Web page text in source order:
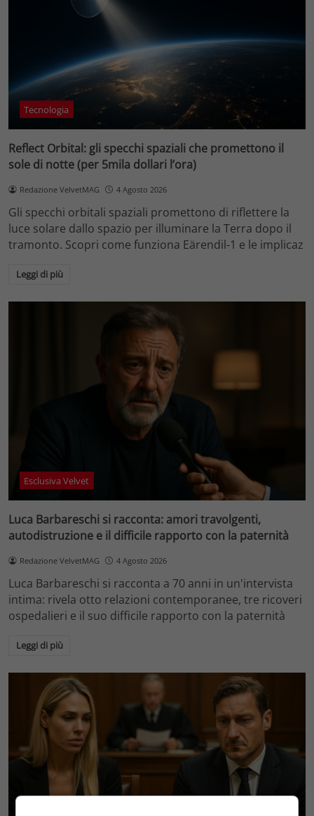
Tecnologia
Reflect Orbital: gli specchi spaziali che promettono il
sole di notte (per 5mila dollari l’ora)
Redazione VelvetMAG 4 Agosto 2026
Gli specchi orbitali spaziali promettono di riflettere la
luce solare dallo spazio per illuminare la Terra dopo il
tramonto. Scopri come funziona Eärendil-1 e le implicaz
Leggi di più
Esclusiva Velvet
Luca Barbareschi si racconta: amori travolgenti,
autodistruzione e il difficile rapporto con la paternità
Redazione VelvetMAG 4 Agosto 2026
Luca Barbareschi si racconta a 70 anni in un'intervista
intima: rivela otto relazioni contemporanee, tre ricoveri
ospedalieri e il suo difficile rapporto con la paternità
Leggi di più